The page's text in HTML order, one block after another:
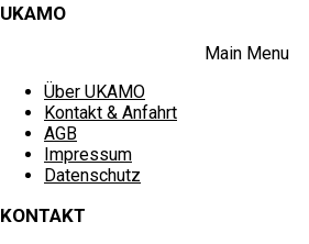
UKAMO
Main Menu
Über UKAMO
Kontakt & Anfahrt
AGB
Impressum
Datenschutz
KONTAKT